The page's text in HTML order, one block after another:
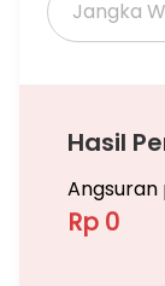
Hasil
Angsuran
Rp 0